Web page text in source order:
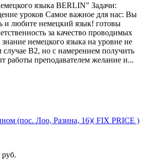
языка BERLIN" Задачи:
уроков Самое важное для нас: Вы
и любите немецкий язык! готовы
за качество проводимых
немецкого языка на уровне не
B2, но с намерением получить
работы преподавателем желание и...
(пос. Лоо, Разина, 16)( FIX PRICE )
руб.